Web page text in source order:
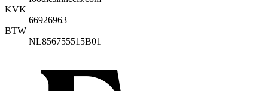
KVK
66926963
BTW
NL856755515B01